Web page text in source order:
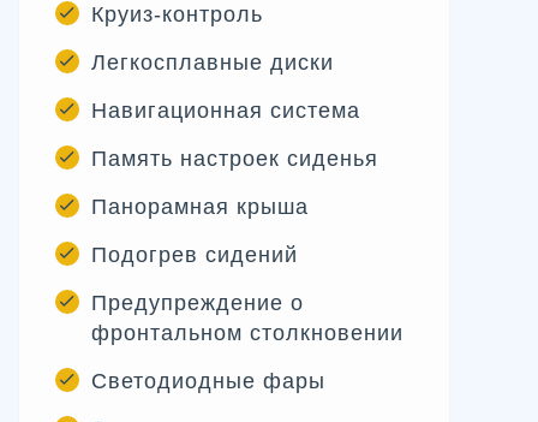
Круиз-контроль
Легкосплавные диски
Навигационная система
Память настроек сиденья
Панорамная крыша
Подогрев сидений
Предупреждение о
фронтальном столкновении
Светодиодные фары